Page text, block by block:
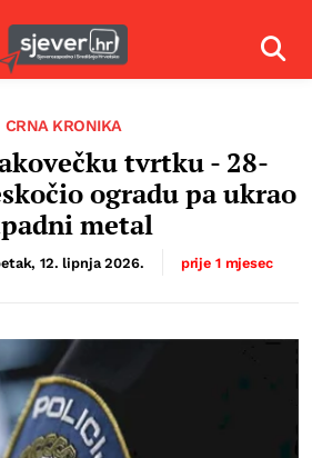
CRNA KRONIKA
tvrtku - 28-
ogradu pa ukrao
metal
12. lipnja 2026. prije 1 mjesec